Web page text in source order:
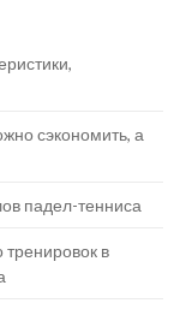
сэкономить, а
падел-тенниса
тренировок в